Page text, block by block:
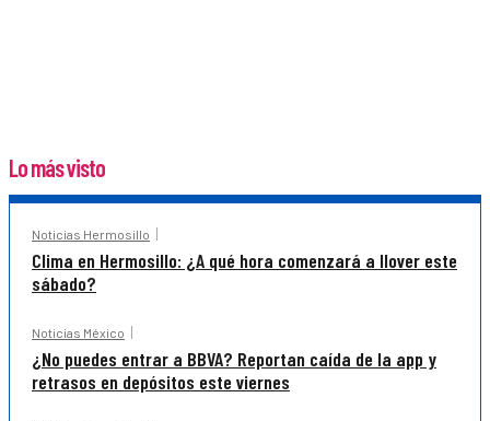
Lo más visto
Noticias Hermosillo
Clima en Hermosillo: ¿A qué hora comenzará a llover este
sábado?
Noticias México
¿No puedes entrar a BBVA? Reportan caída de la app y
retrasos en depósitos este viernes